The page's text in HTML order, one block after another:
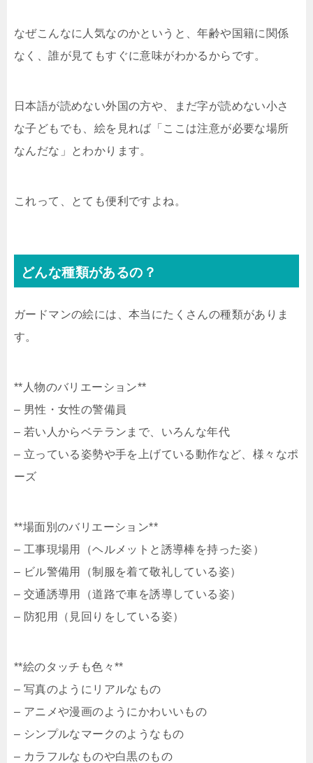
なぜこんなに人気なのかというと、年齢や国籍に関係
なく、誰が見てもすぐに意味がわかるからです。
日本語が読めない外国の方や、まだ字が読めない小さ
な子どもでも、絵を見れば「ここは注意が必要な場所
なんだな」とわかります。
これって、とても便利ですよね。
どんな種類があるの？
ガードマンの絵には、本当にたくさんの種類がありま
す。
**人物のバリエーション**
– 男性・女性の警備員
– 若い人からベテランまで、いろんな年代
– 立っている姿勢や手を上げている動作など、様々なポ
ーズ
**場面別のバリエーション**
– 工事現場用（ヘルメットと誘導棒を持った姿）
– ビル警備用（制服を着て敬礼している姿）
– 交通誘導用（道路で車を誘導している姿）
– 防犯用（見回りをしている姿）
**絵のタッチも色々**
– 写真のようにリアルなもの
– アニメや漫画のようにかわいいもの
– シンプルなマークのようなもの
– カラフルなものや白黒のもの